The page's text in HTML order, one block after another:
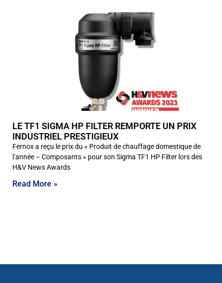
LE TF1 SIGMA HP FILTER REMPORTE UN PRIX
INDUSTRIEL PRESTIGIEUX
Fernox a reçu le prix du « Produit de chauffage domestique de
l’année – Composants » pour son Sigma TF1 HP Filter lors des
H&V News Awards
Read More »